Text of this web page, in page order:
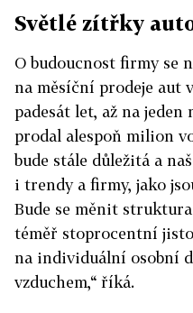
Světlé zítřky
O budoucnost firmy se
na měsíční prodeje aut
padesát let, až na jeden
prodal alespoň milion
bude stále důležitá a
i trendy a firmy, jako
Bude se měnit
téměř stoprocentní
na individuální osobní
vzduchem,“ říká.